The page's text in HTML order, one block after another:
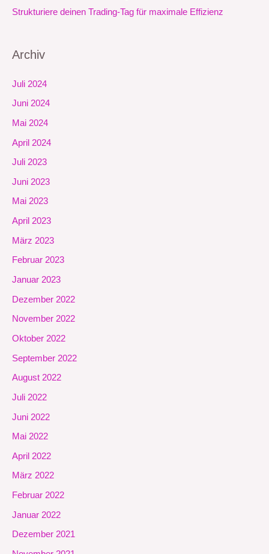
Strukturiere deinen Trading-Tag für maximale Effizienz
Archiv
Juli 2024
Juni 2024
Mai 2024
April 2024
Juli 2023
Juni 2023
Mai 2023
April 2023
März 2023
Februar 2023
Januar 2023
Dezember 2022
November 2022
Oktober 2022
September 2022
August 2022
Juli 2022
Juni 2022
Mai 2022
April 2022
März 2022
Februar 2022
Januar 2022
Dezember 2021